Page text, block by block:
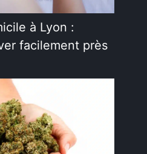
à Lyon :
facilement près